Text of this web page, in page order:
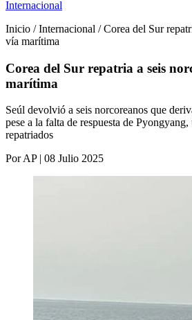
Internacional
Inicio / Internacional / Corea del Sur
vía marítima
Corea del Sur repatria a seis
marítima
Seúl devolvió a seis norcoreanos que
pese a la falta de respuesta de
repatriados
Por AP | 08 Julio 2025